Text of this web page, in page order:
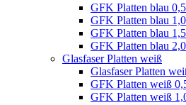
GFK Platten blau
GFK Platten blau
GFK Platten blau
GFK Platten blau
Glasfaser Platten weiß
Glasfaser Platten
GFK Platten weiß
GFK Platten weiß